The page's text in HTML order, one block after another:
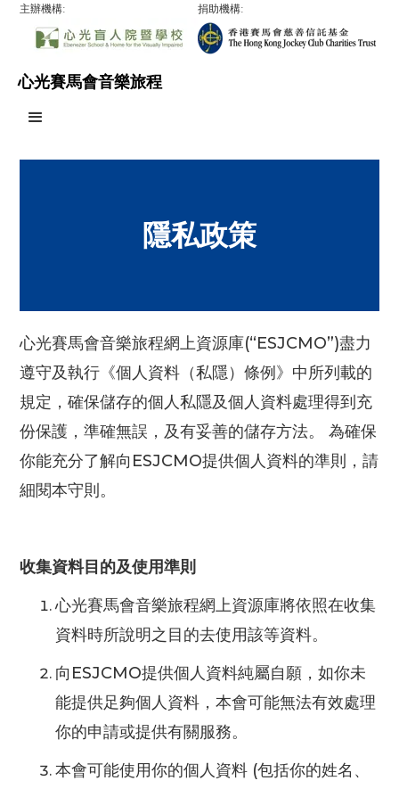
主辦機構: 捐助機構:
心光賽馬會音樂旅程
隱私政策
心光賽馬會音樂旅程網上資源庫(“ESJCMO”)盡力
遵守及執行《個人資料（私隱）條例》中所列載的
規定，確保儲存的個人私隱及個人資料處理得到充
份保護，準確無誤，及有妥善的儲存方法。 為確保
你能充分了解向ESJCMO提供個人資料的準則，請
細閱本守則。
收集資料目的及使用準則
心光賽馬會音樂旅程網上資源庫將依照在收集
資料時所說明之目的去使用該等資料。
向ESJCMO提供個人資料純屬自願，如你未
能提供足夠個人資料，本會可能無法有效處理
你的申請或提供有關服務。
本會可能使用你的個人資料 (包括你的姓名、